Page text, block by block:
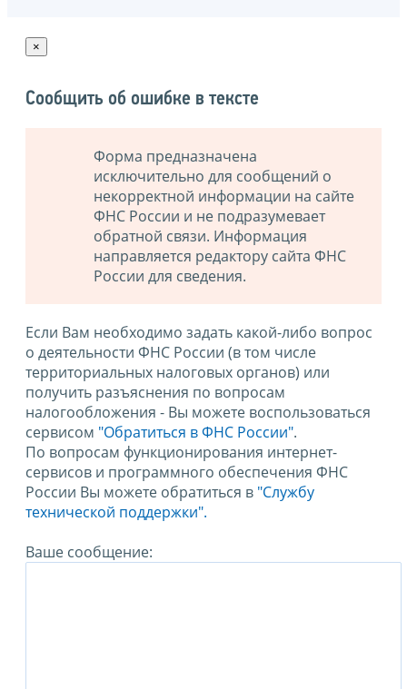
×
Сообщить об ошибке в тексте
Форма предназначена
исключительно для сообщений о
некорректной информации на сайте
ФНС России и не подразумевает
обратной связи. Информация
направляется редактору сайта ФНС
России для сведения.
Если Вам необходимо задать какой-либо вопрос
о деятельности ФНС России (в том числе
территориальных налоговых органов) или
получить разъяснения по вопросам
налогообложения - Вы можете воспользоваться
сервисом "Обратиться в ФНС России".
По вопросам функционирования интернет-
сервисов и программного обеспечения ФНС
России Вы можете обратиться в "Службу
технической поддержки".
Ваше сообщение: